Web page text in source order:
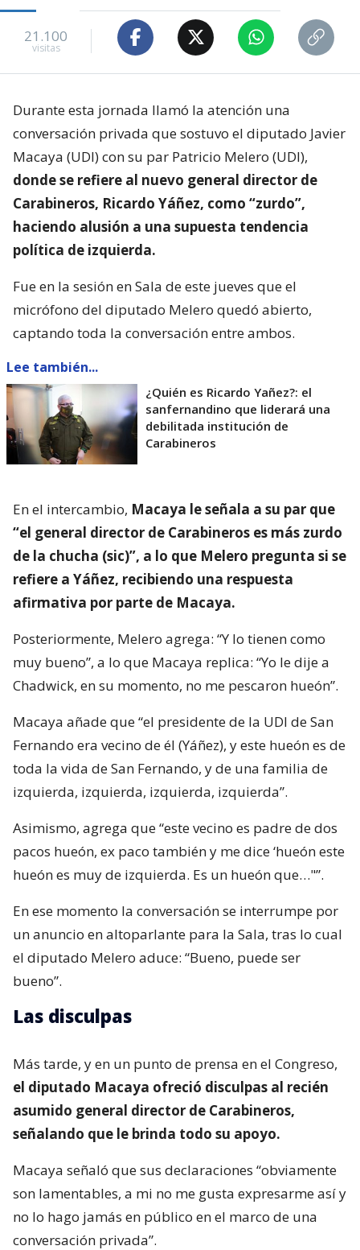
21.100
visitas
Durante esta jornada llamó la atención una
conversación privada que sostuvo el diputado Javier
Macaya (UDI) con su par Patricio Melero (UDI),
donde se refiere al nuevo general director de
Carabineros, Ricardo Yáñez, como “zurdo”,
haciendo alusión a una supuesta tendencia
política de izquierda.
Fue en la sesión en Sala de este jueves que el
micrófono del diputado Melero quedó abierto,
captando toda la conversación entre ambos.
Lee también...
¿Quién es Ricardo Yañez?: el
sanfernandino que liderará una
debilitada institución de
Carabineros
En el intercambio, Macaya le señala a su par que
“el general director de Carabineros es más zurdo
de la chucha (sic)”, a lo que Melero pregunta si se
refiere a Yáñez, recibiendo una respuesta
afirmativa por parte de Macaya.
Posteriormente, Melero agrega: “Y lo tienen como
muy bueno”, a lo que Macaya replica: “Yo le dije a
Chadwick, en su momento, no me pescaron hueón”.
Macaya añade que “el presidente de la UDI de San
Fernando era vecino de él (Yáñez), y este hueón es de
toda la vida de San Fernando, y de una familia de
izquierda, izquierda, izquierda, izquierda”.
Asimismo, agrega que “este vecino es padre de dos
pacos hueón, ex paco también y me dice ‘hueón este
hueón es muy de izquierda. Es un hueón que…"”.
En ese momento la conversación se interrumpe por
un anuncio en altoparlante para la Sala, tras lo cual
el diputado Melero aduce: “Bueno, puede ser
bueno”.
Las disculpas
Más tarde, y en un punto de prensa en el Congreso,
el diputado Macaya ofreció disculpas al recién
asumido general director de Carabineros,
señalando que le brinda todo su apoyo.
Macaya señaló que sus declaraciones “obviamente
son lamentables, a mi no me gusta expresarme así y
no lo hago jamás en público en el marco de una
conversación privada”.